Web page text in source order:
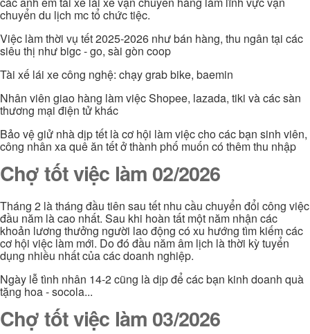
chuyển du lịch mc tổ chức tiệc.
Việc làm thời vụ tết 2025-2026 như bán hàng, thu ngân tại các
siêu thị như bigc - go, sài gòn coop
Tài xế lái xe công nghệ: chạy grab bike, baemin
Nhân viên giao hàng làm việc Shopee, lazada, tiki và các sàn
thương mại điện tử khác
Bảo vệ giử nhà dịp tết là cơ hội làm việc cho các bạn sinh viên,
công nhân xa quê ăn tết ở thành phố muốn có thêm thu nhập
Chợ tốt việc làm 02/2026
Tháng 2 là tháng đầu tiên sau tết nhu cầu chuyển đổi công việc
đầu năm là cao nhất. Sau khi hoàn tất một năm nhận các
khoản lương thưởng người lao động có xu hướng tìm kiếm các
cơ hội việc làm mới. Do đó đầu năm âm lịch là thời kỳ tuyển
dụng nhiều nhất của các doanh nghiệp.
Ngày lễ tình nhân 14-2 cũng là dịp để các bạn kinh doanh quà
tặng hoa - socola...
Chợ tốt việc làm 03/2026